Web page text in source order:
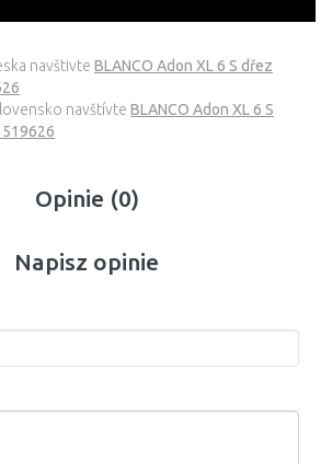
navštivte BLANCO Adon XL 6 S dřez
navštívte BLANCO Adon XL 6 S
Opinie (0)
Napisz opinie